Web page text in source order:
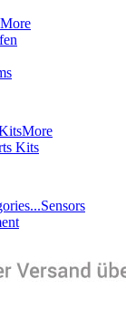
More
More
Kits
Sensors